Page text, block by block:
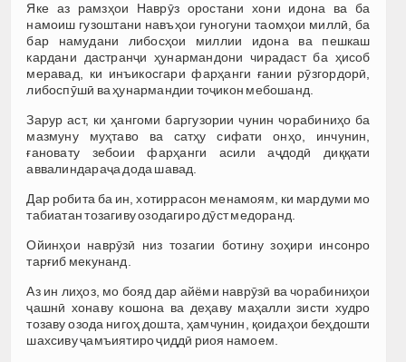
Яке аз рамзҳои Наврӯз оростани хони идона ва ба
намоиш гузоштани навъҳои гуногуни таомҳои миллӣ, ба
бар намудани либосҳои миллии идона ва пешкаш
кардани дастранҷи ҳунармандони чирадаст ба ҳисоб
меравад, ки инъикосгари фарҳанги ғании рӯзгордорӣ,
либоспӯшӣ ва ҳунармандии тоҷикон мебошанд.
Зарур аст, ки ҳангоми баргузории чунин чорабиниҳо ба
мазмуну муҳтаво ва сатҳу сифати онҳо, инчунин,
ғановату зебоии фарҳанги асили аҷдодӣ диққати
аввалиндараҷа дода шавад.
Дар робита ба ин, хотиррасон менамоям, ки мардуми мо
табиатан тозагиву озодагиро дӯст медоранд.
Ойинҳои наврӯзӣ низ тозагии ботину зоҳири инсонро
тарғиб мекунанд.
Аз ин лиҳоз, мо бояд дар айёми наврӯзӣ ва чорабиниҳои
ҷашнӣ хонаву кошона ва деҳаву маҳалли зисти худро
тозаву озода нигоҳ дошта, ҳамчунин, қоидаҳои беҳдошти
шахсиву ҷамъиятиро ҷиддӣ риоя намоем.